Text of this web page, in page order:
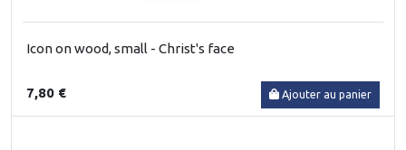
Icon on wood, small - Christ's face
7,80 € Ajouter au panier